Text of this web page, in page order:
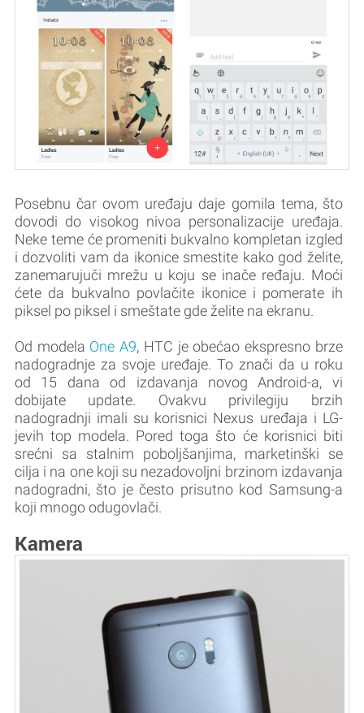
Posebnu čar ovom uređaju daje gomila tema, što
dovodi do visokog nivoa personalizacije uređaja.
Neke teme će promeniti bukvalno kompletan izgled
i dozvoliti vam da ikonice smestite kako god želite,
zanemarujuči mrežu u koju se inače ređaju. Moći
ćete da bukvalno povlačite ikonice i pomerate ih
piksel po piksel i smeštate gde želite na ekranu.
Od modela One A9, HTC je obećao ekspresno brze
nadogradnje za svoje uređaje. To znači da u roku
od 15 dana od izdavanja novog Android-a, vi
dobijate update. Ovakvu privilegiju brzih
nadogradnji imali su korisnici Nexus uređaja i LG-
jevih top modela. Pored toga što će korisnici biti
srećni sa stalnim poboljšanjima, marketinški se
cilja i na one koji su nezadovoljni brzinom izdavanja
nadogradni, što je često prisutno kod Samsung-a
koji mnogo odugovlači.
Kamera